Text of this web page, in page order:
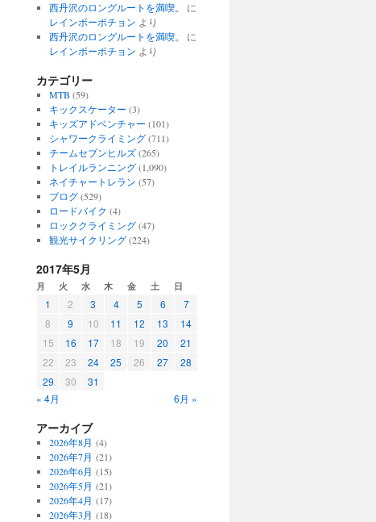
西丹沢のロングルートを満喫。
に
レインボーポチョン より
西丹沢のロングルートを満喫。
に
レインボーポチョン より
カテゴリー
MTB (59)
キックスケーター (3)
キッズアドベンチャー (101)
シャワークライミング(711)
チームセブンヒルズ(265)
トレイルランニング(1,090)
ネイチャートレラン (57)
ブログ(529)
ロードバイク (4)
ロッククライミング(47)
観光サイクリング(224)
2017年5月
月 火 水 木 金 土 日
1 2 3 4 5 6
7
8
9 10 11 12 13
14
15
16 17 18 19 20
21
22
23 24 25 26 27
28
29
30
31
« 4月
6月 »
アーカイブ
2026年8月 (4)
2026年7月 (21)
2026年6月 (15)
2026年5月 (21)
2026年4月 (17)
2026年3月 (18)